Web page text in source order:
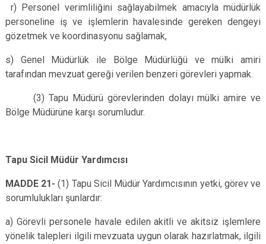
r) Personel verimliliğini sağlayabilmek amacıyla müdürlük
personeline iş ve işlemlerin havalesinde gereken dengeyi
gözetmek ve koordinasyonu sağlamak,
s) Genel Müdürlük ile Bölge Müdürlüğü ve mülki amiri
tarafından mevzuat gereği verilen benzeri görevleri yapmak.
(3) Tapu Müdürü görevlerinden dolayı mülki amire ve
Bölge Müdürüne karşı sorumludur.
Tapu Sicil Müdür Yardımcısı
MADDE 21- (1) Tapu Sicil Müdür Yardımcısının yetki, görev ve
sorumlulukları şunlardır:
a) Görevli personele havale edilen akitli ve akitsiz işlemlere
yönelik talepleri ilgili mevzuata uygun olarak hazırlatmak, ilgili